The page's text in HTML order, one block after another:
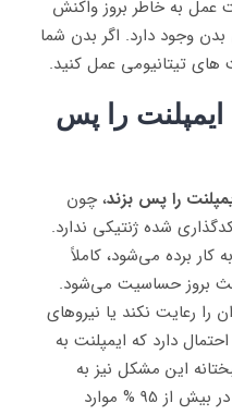
عمل به خاطر بروز واکنش
وجود دارد. اگر بدن شما
های تیتانیومی عمل کنید.
را پس
را پس بزند، چون
شده ژنتیکی ندارد.
کار برده می‌شود، کاملاً
بروز حساسیت می‌شود.
را رعایت نکند یا نیروهای
دارد که ایمپلنت به
این مشکل نیز به
ندرت پیش می‌آید. کاشت دندان در بیش از 95 % موارد